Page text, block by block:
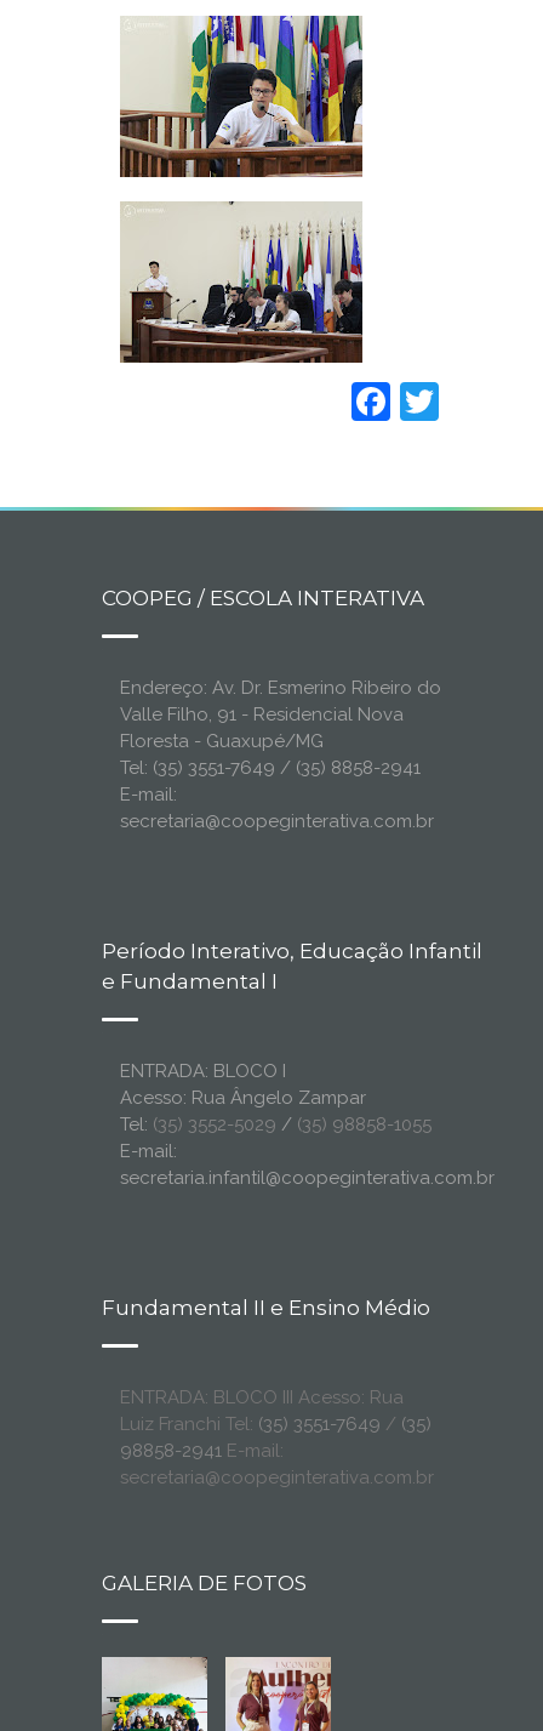
COOPEG / ESCOLA INTERATIVA
Endereço: Av. Dr. Esmerino Ribeiro do
Valle Filho, 91 - Residencial Nova
Floresta - Guaxupé/MG
Tel: (35) 3551-7649 / (35) 8858-2941
E-mail:
secretaria@coopeginterativa.com.br
Período Interativo, Educação Infantil
e Fundamental I
ENTRADA: BLOCO I
Acesso: Rua Ângelo Zampar
Tel: (35) 3552-5029 / (35) 98858-1055
E-mail:
secretaria.infantil@coopeginterativa.com.br
Fundamental II e Ensino Médio
ENTRADA: BLOCO III Acesso: Rua
Luiz Franchi Tel: (35) 3551-7649 / (35)
98858-2941 E-mail:
secretaria@coopeginterativa.com.br
GALERIA DE FOTOS